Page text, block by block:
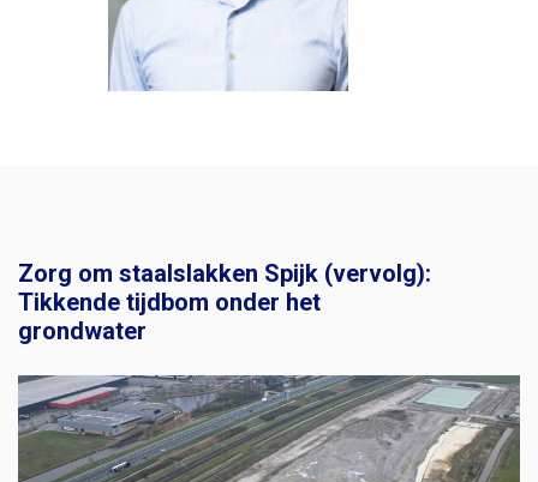
Zorg om staalslakken Spijk (vervolg):
Tikkende tijdbom onder het
grondwater